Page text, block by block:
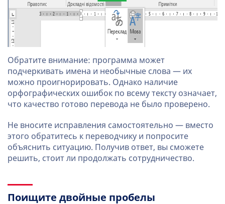
Обратите внимание: программа может
подчеркивать имена и необычные слова — их
можно проигнорировать. Однако наличие
орфографических ошибок по всему тексту означает,
что качество готово перевода не было проверено.
Не вносите исправления самостоятельно — вместо
этого обратитесь к переводчику и попросите
объяснить ситуацию. Получив ответ, вы сможете
решить, стоит ли продолжать сотрудничество.
Поищите двойные пробелы